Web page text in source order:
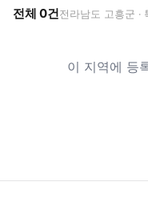
전체 0건전라남도 고흥군 ·
이 지역에 등